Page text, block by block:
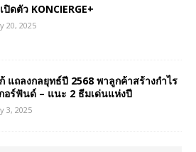
ปิดตัว KONCIERGE+
20, 2025
แถลงกลยุทธ์ปี 2568 พาลูกค้าสร้างกำไร
อร์ฟันด์ – แนะ 2 ธีมเด่นแห่งปี
3, 2025